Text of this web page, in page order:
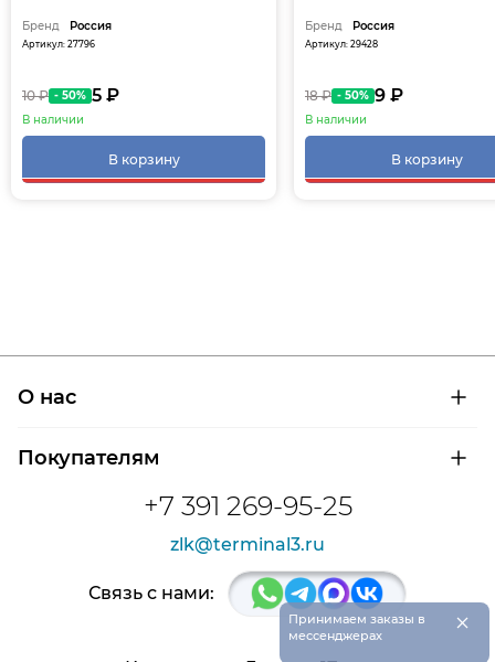
Бренд Россия
Артикул: 27796
10 ₽ - 50% 5 ₽
В наличии
В корзину
Бренд Россия
Артикул: 29428
18 ₽ - 50% 9 ₽
В наличии
В корзину
+7 391 269-95-25
zlk@terminal3.ru
О нас
Сертификаты на продукцию
Покупателям
Доставка и оплата
Расшифровка маркировки подшипников
Связь с нами:
Принимаем заказы в
мессенджерах
×